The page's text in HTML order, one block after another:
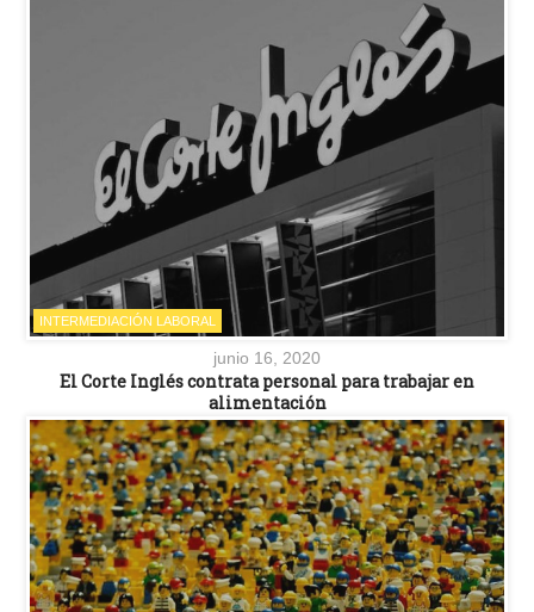
INTERMEDIACIÓN LABORAL
junio 16, 2020
El Corte Inglés contrata personal para trabajar en
alimentación